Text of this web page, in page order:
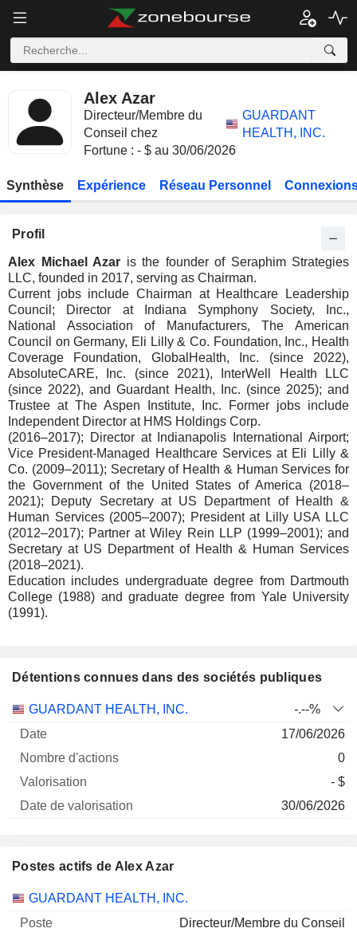
Alex Azar
Directeur/Membre du
Conseil chez
GUARDANT
HEALTH, INC.
Fortune : - $ au 30/06/2026
Synthèse Expérience Réseau Personnel
Profil
Alex Michael Azar is the founder of Seraphim Strategies
LLC, founded in 2017, serving as Chairman.
Current jobs include Chairman at Healthcare Leadership
Council; Director at Indiana Symphony Society, Inc.,
National Association of Manufacturers, The American
Council on Germany, Eli Lilly & Co. Foundation, Inc., Health
Coverage Foundation, GlobalHealth, Inc. (since 2022),
AbsoluteCARE, Inc. (since 2021), InterWell Health LLC
(since 2022), and Guardant Health, Inc. (since 2025); and
Trustee at The Aspen Institute, Inc. Former jobs include
Independent Director at HMS Holdings Corp.
(2016–2017); Director at Indianapolis International Airport;
Vice President-Managed Healthcare Services at Eli Lilly &
Co. (2009–2011); Secretary of Health & Human Services for
the Government of the United States of America (2018–
2021); Deputy Secretary at US Department of Health &
Human Services (2005–2007); President at Lilly USA LLC
(2012–2017); Partner at Wiley Rein LLP (1999–2001); and
Secretary at US Department of Health & Human Services
(2018–2021).
Education includes undergraduate degree from Dartmouth
College (1988) and graduate degree from Yale University
(1991).
Détentions connues dans des sociétés publiques
Nombre
Date de
GUARDANT HEALTH, INC.
-.--%
17/06/2026
0
- $
30/06/2026
Postes actifs de Alex Azar
Sociétés Poste Début
GUARDANT HEALTH, INC.
Directeur/Membre du Conseil